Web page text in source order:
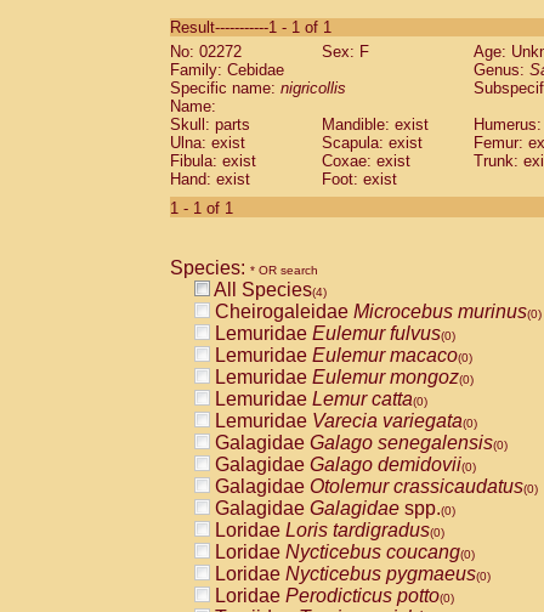
CebidaeSaguinus labiatus(0)
Cebidae Saguinus leucopus (0)
Cebidae
CebidaeSaguinus mystax
Cebidae Saguinus nigricollis (1)
Cebidae Saguinus oedipus
Cebidae Saguinus weddelli
Cebidae Saguinusspp.
Cebidae
CebidaeCebus capucinus
CebidaeCebus nigrivittatus
CebidaeCebus spp.(0)
CebidaeSaimiri boliviensis(0)
CebidaeSaimiri sciureus(0)
AtelidaeAlouatta caraya(0)
AtelidaeAlouatta fusca(0)
AtelidaeAlouatta seniculus(0)
AtelidaeAlouattaspp.(0)
AtelidaeAteles belzebuth(0)
AtelidaeAteles geoffroyi(0)
AtelidaeAteles paniscus(0)
AtelidaeAtelesspp.(0)
AtelidaeLagothrix lagothricha(0)
AtelidaeLagothrix lagothricha cana
PitheciidaeCacajao calvus
Result-----------1 - 1 of 1
No: 02272
Sex: F
Age:
Family: Cebidae
Genus:
Specific name: nigricollis
Name:
Skull: parts
Mandible: exist
Ulna: exist
Scapula: exist
Femur:
Fibula: exist
Coxae: exist
Trunk:
Hand: exist
Foot: exist
1 - 1 of 1
Species: * OR search
All Species(4)
Cheirogaleidae Microcebus murinus(0)
Lemuridae Eulemur fulvus(0)
Lemuridae Eulemur macaco(0)
Lemuridae Eulemur mongoz(0)
Lemuridae Lemur catta(0)
Lemuridae Varecia variegata(0)
Galagidae Galago senegalensis(0)
Galagidae Galago demidovii(0)
Galagidae Otolemur crassicaudatus(0)
Galagidae Galagidae spp.(0)
Loridae Loris tardigradus(0)
Loridae Nycticebus coucang(0)
Loridae Nycticebus pygmaeus(0)
Loridae Perodicticus potto(0)